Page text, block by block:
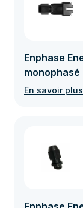
Enphase
monophasé
En savoir plus